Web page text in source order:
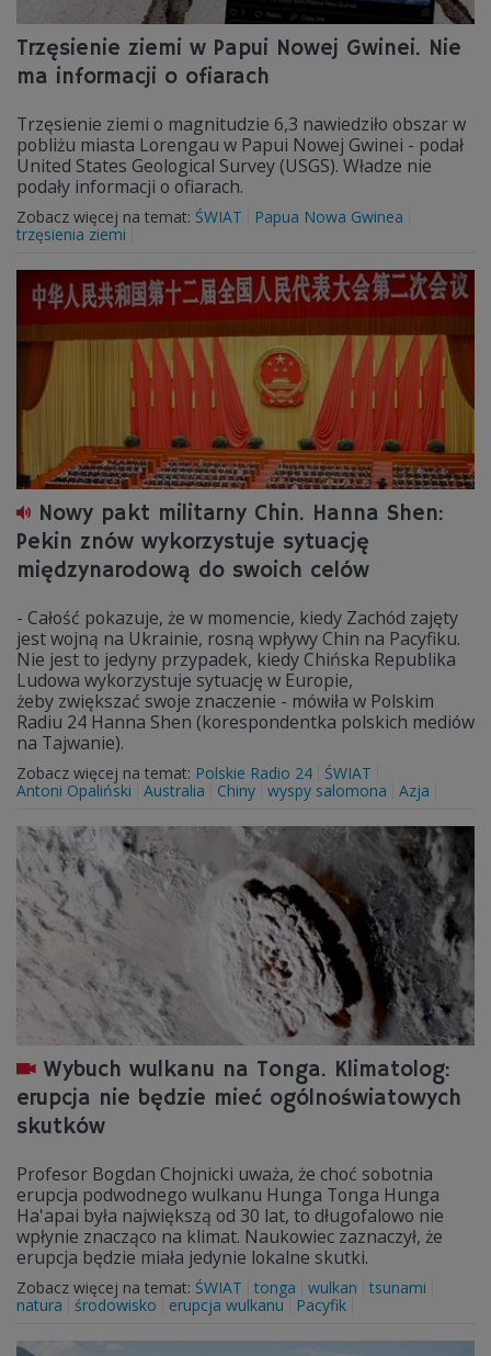
Trzęsienie ziemi w Papui Nowej Gwinei. Nie
ma informacji o ofiarach
Trzęsienie ziemi o magnitudzie 6,3 nawiedziło obszar w
pobliżu miasta Lorengau w Papui Nowej Gwinei - podał
United States Geological Survey (USGS). Władze nie
podały informacji o ofiarach.
Zobacz więcej na temat: ŚWIAT
Papua Nowa Gwinea
trzęsienia ziemi
Nowy pakt militarny Chin. Hanna Shen:
Pekin znów wykorzystuje sytuację
międzynarodową do swoich celów
- Całość pokazuje, że w momencie, kiedy Zachód zajęty
jest wojną na Ukrainie, rosną wpływy Chin na Pacyfiku.
Nie jest to jedyny przypadek, kiedy Chińska Republika
Ludowa wykorzystuje sytuację w Europie,
żeby zwiększać swoje znaczenie - mówiła w Polskim
Radiu 24 Hanna Shen (korespondentka polskich mediów
na Tajwanie).
Zobacz więcej na temat: Polskie Radio 24 ŚWIAT
Antoni Opaliński
Australia Chiny wyspy salomona Azja
Wybuch wulkanu na Tonga. Klimatolog:
erupcja nie będzie mieć ogólnoświatowych
skutków
Profesor Bogdan Chojnicki uważa, że choć sobotnia
erupcja podwodnego wulkanu Hunga Tonga Hunga
Ha'apai była największą od 30 lat, to długofalowo nie
wpłynie znacząco na klimat. Naukowiec zaznaczył, że
erupcja będzie miała jedynie lokalne skutki.
Zobacz więcej na temat: ŚWIAT tonga wulkan
tsunami
natura
środowisko erupcja wulkanu Pacyfik